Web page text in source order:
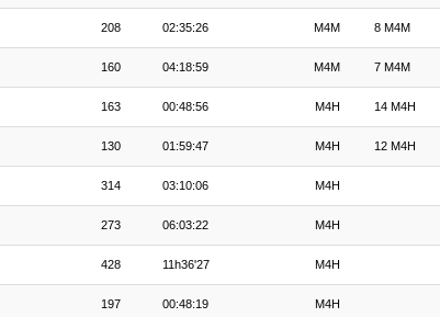
208 02:35:26 M4M 8 M4M
160 04:18:59 M4M 7 M4M
163 00:48:56 M4H 14 M4H
130 01:59:47 M4H 12 M4H
314 03:10:06 M4H
273 06:03:22 M4H
428 11h36'27 M4H
197 00:48:19 M4H